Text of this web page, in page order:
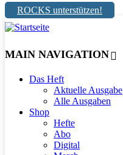
ROCKS unterstützen!
MAIN NAVIGATION
Das Heft
Aktuelle Ausgabe
Alle Ausgaben
Shop
Hefte
Abo
Digital